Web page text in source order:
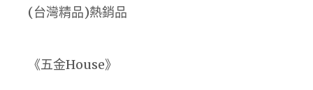
(台灣精品)熱銷品
《五金House》